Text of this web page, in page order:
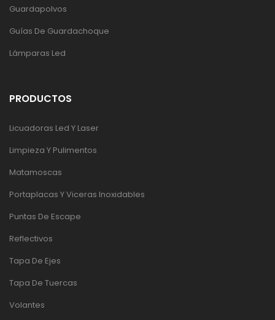
Guardapolvos
Guías De Guardachoque
Lámparas Led
PRODUCTOS
Licuadoras Led Y Laser
Limpieza Y Pulimentos
Matamoscas
Portaplacas Y Viceras Inoxidables
Puntas De Escape
Reflectivos
Tapa De Ejes
Tapa De Tuercas
Volantes